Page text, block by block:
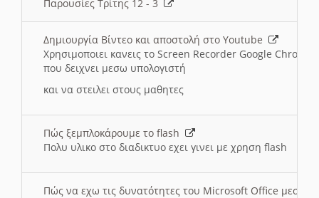
Παρουσίες Τρίτης 12 - 3
Δημιουργία Βίντεο και αποστολή στο Youtube
Χρησιμοποιει κανεις το Screen Recorder Google Chrome
που δειχνει μεσω υπολογιστή
και να στειλει στους μαθητες
Πώς ξεμπλοκάρουμε το flash
Πολυ υλικο στο διαδικτυο εχει γινει με χρηση flash
Πώς να εχω τις δυνατότητες του Microsoft Office μεσω